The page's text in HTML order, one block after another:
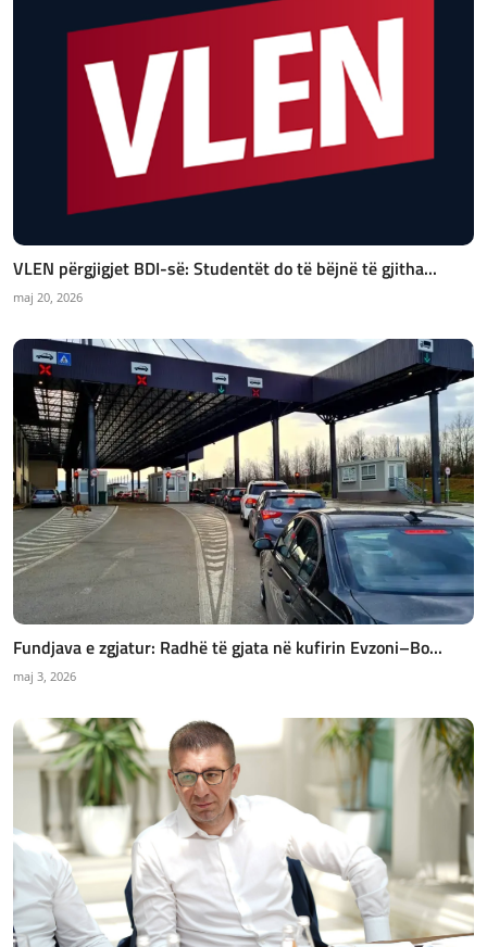
VLEN përgjigjet BDI-së: Studentët do të bëjnë të gjitha...
maj 20, 2026
Fundjava e zgjatur: Radhë të gjata në kufirin Evzoni–Bo...
maj 3, 2026